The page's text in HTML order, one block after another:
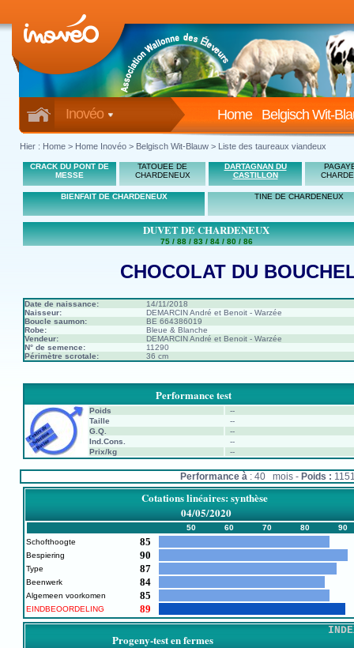
Inovéo Belgisch Wit-
Home
Hier : Home > Home Inovéo > Belgisch Wit-Blauw > Liste des taureaux viandeux
CRACK DU PONT DE
MESSE
TATOUEE DE
CHARDENEUX
DARTAGNAN DU
CASTILLON
BIENFAIT DE CHARDENEUX TINE DE CHARDENEUX
DUVET DE CHARDENEUX
75 / 88 / 83 / 84 / 80 / 86
CHOCOLAT DU
Date de naissance:
14/11/2018
Naisseur:
DEMARCIN André et Benoit - Warzée
Boucle saumon:
BE 664386019
Robe:
Bleue & Blanche
Vendeur:
DEMARCIN André et Benoit - Warzée
N° de semence:
11290
Périmètre scrotale:
36 cm
Performance test
Poids
--
Taille
--
G.Q.
--
Ind.Cons.
--
Prix/kg
--
Performance à: 40 mois - Poids :
Cotations linéaires: synthèse
04/05/2020
50 60 70 80
90
Schofthoogte
85
Bespiering 90
Type 87
Beenwerk 84
Algemeen voorkomen 85
EINDBEOORDELING 89
Progeny-test en fermes